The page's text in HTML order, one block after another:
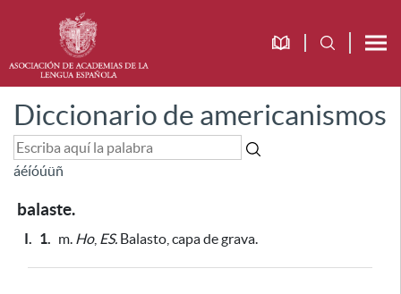
Diccionario de americanismos
áéíóúüñ
balaste.
I. 1. m. Ho, ES. Balasto, capa de grava.